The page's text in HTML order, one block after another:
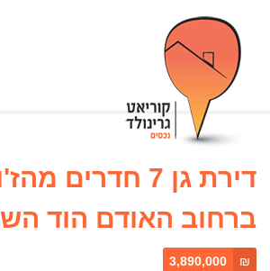
דירת גן 7 חדרים
ברחוב האודם הוד
₪
3,890,000